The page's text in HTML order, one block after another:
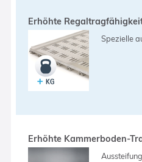
Erhöhte
Spezielle
Erhöhte Kammerboden-